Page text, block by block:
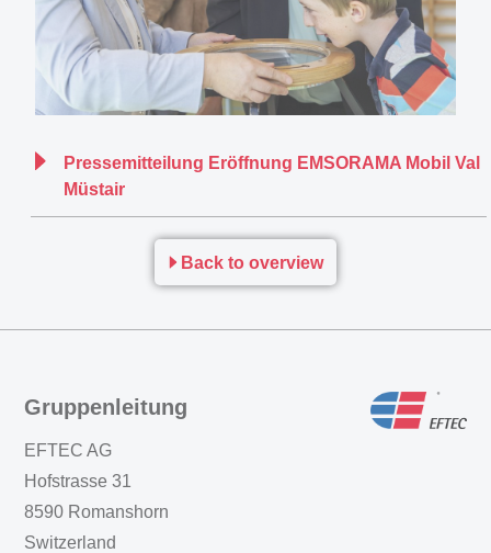
Pressemitteilung Eröffnung EMSORAMA Mobil Val
Müstair
Back to overview
Gruppenleitung
EFTEC AG
Hofstrasse 31
8590 Romanshorn
Switzerland